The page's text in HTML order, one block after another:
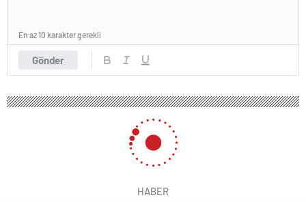
Gönder
En az 10 karakter gerekli
HABER